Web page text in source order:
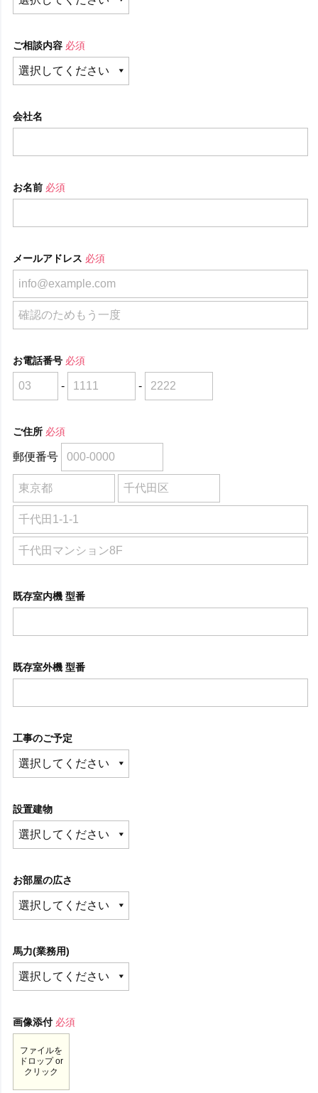
ご相談内容 必須
会社名
お名前 必須
メールアドレス 必須
お電話番号 必須
- -
ご住所 必須
郵便番号
既存室内機 型番
既存室外機 型番
工事のご予定
設置建物
お部屋の広さ
馬力(業務用)
画像添付 必須
ファイルを
ドロップ or
クリック